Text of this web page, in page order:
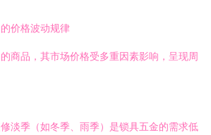
价格波动规律
商品，其市场价格受多重因素影响，呈现周
淡季（如冬季、雨季）是锁具五金的需求低